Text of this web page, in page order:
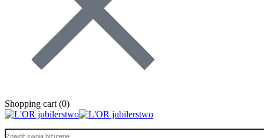
Shopping cart (0)